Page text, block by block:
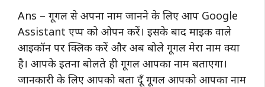
Ans – गूगल से अपना नाम जानने के लिए आप Google
Assistant एप्प को ओपन करें। इसके बाद माइक वाले
आइकॉन पर क्लिक करें और अब बोले गूगल मेरा नाम क्या
है। आपके इतना बोलते ही गूगल आपका नाम बताएगा।
जानकारी के लिए आपको बता दूँ गूगल आपको आपका नाम